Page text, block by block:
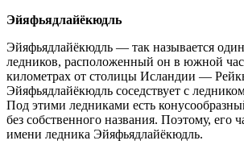
Эйяфьядлайёкюдль
Эйяфьядлайёкюдль — так называется
ледников, расположенный он в южной
километрах от столицы Исландии —
Эйяфьядлайёкюдль соседствует с
Под этими ледниками есть
без собственного названия. Поэтому, его
имени ледника Эйяфьядлайёкюдль.